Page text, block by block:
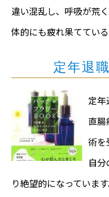
違い混乱し、呼吸が荒
体的にも疲れ果ててい
定年退
定年
直腸
術を
自
り絶望的になっていま